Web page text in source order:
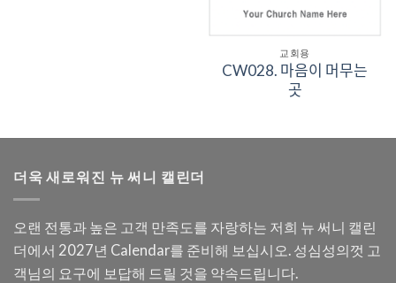
교회용
CW028. 마음이 머무는
곳
더욱 새로워진 뉴 써니 캘린더
오랜 전통과 높은 고객 만족도를 자랑하는 저희 뉴 써니 캘린
더에서 2027년 Calendar를 준비해 보십시오. 성심성의껏 고
객님의 요구에 보답해 드릴 것을 약속드립니다.